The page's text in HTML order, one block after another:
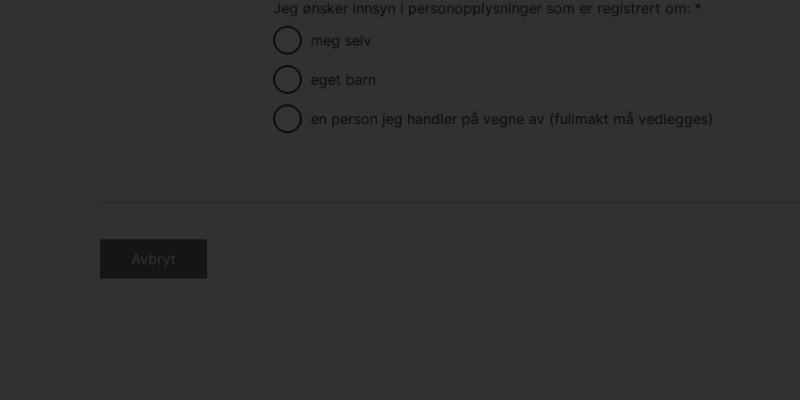
Jeg ønsker innsyn i personopplysninger som er registrert om: *
meg selv
eget barn
en person jeg handler på vegne av (fullmakt må vedlegges)
Avbryt